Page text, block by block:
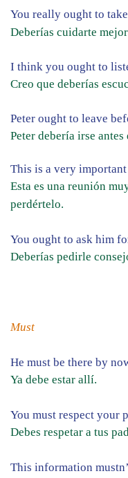
You really ought to
Deberías cuidarte
I think you ought to
Creo que deberías
Peter ought to leave
Peter debería irse
This is a very
Esta es una reunión
perdértelo.
You ought to ask him
Deberías pedirle
Must
He must be there by
Ya debe estar allí.
You must respect your
Debes respetar a tus
This information